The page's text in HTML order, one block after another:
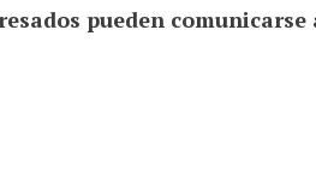
pueden comunicarse